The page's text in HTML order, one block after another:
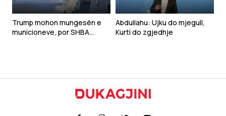
Trump mohon mungesën e
municioneve, por SHBA
Abdullahu: Ujku do mjegull,
Kurti do zgjedhje